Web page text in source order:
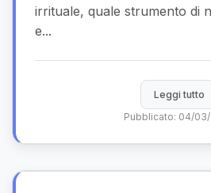
irrituale, quale strumento di
e...
Leggi tutto
Pubblicato: 04/